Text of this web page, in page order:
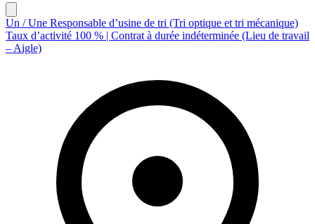
Un / Une Responsable d’usine de tri (Tri optique et tri mécanique)
Taux d’activité 100 % | Contrat à durée indéterminée (Lieu de travail
– Aigle)